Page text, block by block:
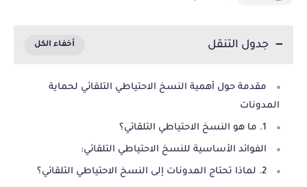
جدول التنقل
مقدمة حول أهمية النسخ الاحتياطي التلقائي لحماية
المدونات
1. ما هو النسخ الاحتياطي التلقائي؟
الفوائد الأساسية للنسخ الاحتياطي التلقائي:
2. لماذا تحتاج المدونات إلى النسخ الاحتياطي التلقائي؟